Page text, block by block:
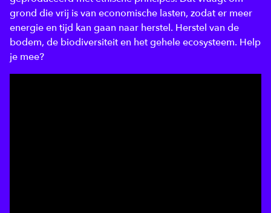
grond die vrij is van economische lasten, zodat er meer
energie en tijd kan gaan naar herstel. Herstel van de
bodem, de biodiversiteit en het gehele ecosysteem. Help
je mee?